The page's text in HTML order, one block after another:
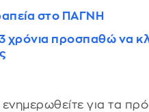
στο ΠΑΓΝΗ
χρόνια προσπαθώ να
ενημερωθείτε για τα